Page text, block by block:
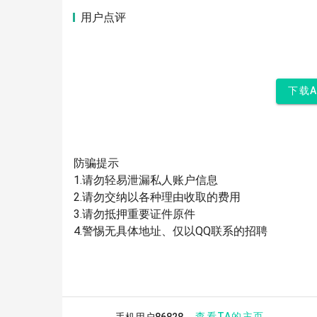
用户点评
下载
防骗提示
1.请勿轻易泄漏私人账户信息
2.请勿交纳以各种理由收取的费用
3.请勿抵押重要证件原件
4.警惕无具体地址、仅以QQ联系的招聘